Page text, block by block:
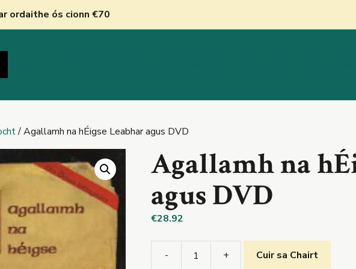
ordaithe ós cionn €70
/ Agallamh na hÉigse Leabhar agus DVD
Agallamh na
agus DVD
€28.92
- + Cuir sa Chairt